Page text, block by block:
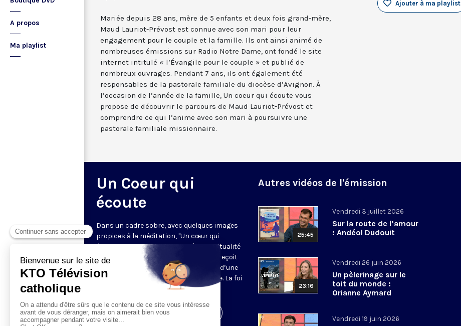
A propos
Ma playlist
Ajouter à ma playlist
Mariée depuis 28 ans, mère de 5 enfants et deux fois grand-mère,
Maud Lauriot-Prévost est connue avec son mari pour leur
engagement pour le couple et la famille. Ils ont ainsi animé de
nombreuses émissions sur Radio Notre Dame, ont fondé le site
internet intitulé « l’Évangile pour le couple » et publié de
nombreux ouvrages. Pendant 7 ans, ils ont également été
responsables de la pastorale familiale du diocèse d’Avignon. À
l’occasion de l’année de la famille, Un coeur qui écoute vous
propose de découvrir le parcours de Maud Lauriot-Prévost et
comprendre ce qui l’anime avec son mari à poursuivre une
pastorale familiale missionnaire.
Un Coeur qui
écoute
Dans un cadre sobre, avec quelques images
propices à la méditation, "Un cœur qui
écoute" donne toute sa place à la spiritualité
sur le ton de l’intime. Cyril Lepeigneux reçoit
un invité pour 26 minutes d’évocation d’une
vie, d’une intense expérience spirituelle. La foi
vivante et incarnée par des témoins.
Visiter la page de l'émission
Autres vidéos de l'émission
25:45
Vendredi 3 juillet 2026
Sur la route de l’amour
: Andéol Dudouit
23:16
Vendredi 26 juin 2026
Un pèlerinage sur le
toit du monde :
Orianne Aymard
Vendredi 19 juin 2026